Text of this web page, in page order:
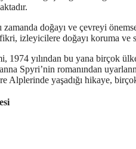
doğayı ve çevreyi
izleyicilere doğayı koruma
1974 yılından bu yana birçok
Spyri’nin romanından
Alplerinde yaşadığı hikaye,